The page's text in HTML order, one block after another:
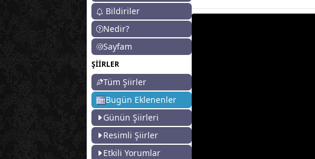
Bildiriler
Nedir?
Sayfam
ŞİİRLER
Tüm Şiirler
Bugün Eklenenler
Günün Şiirleri
Resimli Şiirler
Etkili Yorumlar